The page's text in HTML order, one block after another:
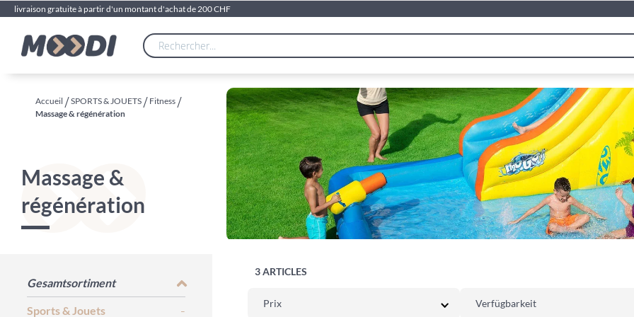
livraison gratuite à partir d'un montant d'achat de 200 CHF
3ARTICLES
Prix Verfügbarkeit
Accueil SPORTS & JOUETS
Fitness
Massage & régénération
Massage &
régénération
Gesamtsortiment
Sports & Jouets